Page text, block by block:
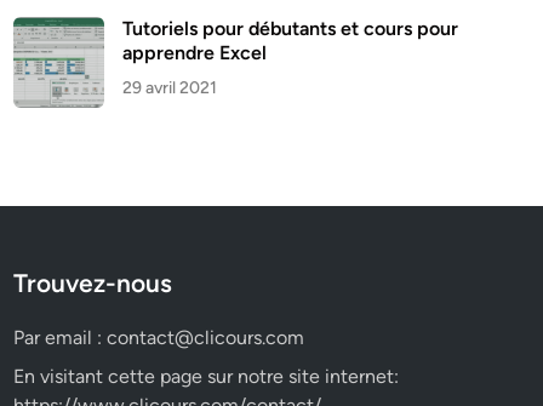
Tutoriels pour débutants et cours pour
apprendre Excel
29 avril 2021
Trouvez-nous
Par email :contact@clicours.com
En visitant cette page sur notre site internet: